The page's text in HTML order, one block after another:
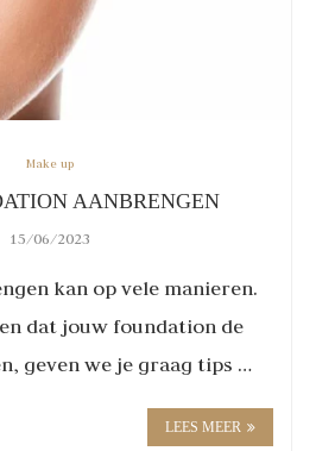
Make up
AANBRENGEN
15/06/2023
kan op vele manieren.
dat jouw foundation de
geven we je graag tips …
LEES MEER